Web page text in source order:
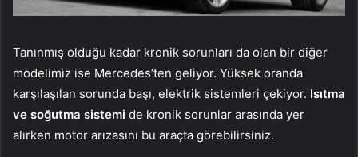
Tanınmış olduğu kadar kronik sorunları da olan bir diğer
modelimiz ise Mercedes’ten geliyor. Yüksek oranda
karşılaşılan sorunda başı, elektrik sistemleri çekiyor. Isıtma
ve soğutma sistemi de kronik sorunlar arasında yer
alırken motor arızasını bu araçta görebilirsiniz.